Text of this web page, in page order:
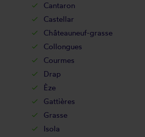
Cantaron
Castellar
Châteauneuf-grasse
Collongues
Courmes
Drap
Èze
Gattières
Grasse
Isola